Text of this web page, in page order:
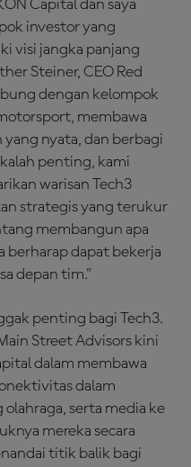
Capital dan saya
investor yang
visi jangka panjang
Steiner, CEO Red
dengan kelompok
membawa
nyata, dan berbagi
penting, kami
warisan Tech3
strategis yang terukur
membangun apa
berharap dapat bekerja
depan tim."
penting bagi Tech3.
Street Advisors kini
dalam membawa
dalam
serta media ke
mereka secara
titik balik bagi